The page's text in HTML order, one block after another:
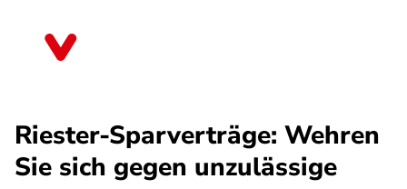
Riester-Sparverträge: Wehren
Sie sich gegen unzulässige